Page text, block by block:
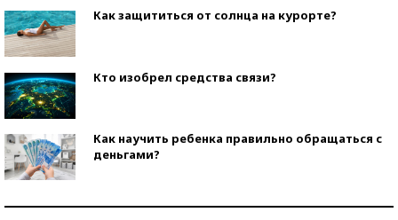
Как защититься от солнца на курорте?
Кто изобрел средства связи?
Как научить ребенка правильно обращаться с
деньгами?